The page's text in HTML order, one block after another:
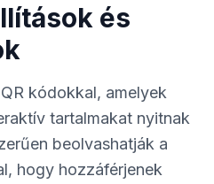
és
kódokkal, amelyek
tartalmakat nyitnak
beolvashatják a
hogy hozzáférjenek